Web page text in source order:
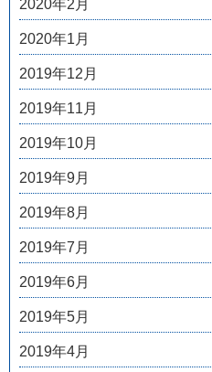
2020年2月
2020年1月
2019年12月
2019年11月
2019年10月
2019年9月
2019年8月
2019年7月
2019年6月
2019年5月
2019年4月